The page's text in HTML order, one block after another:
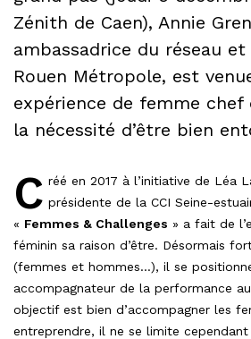
Zénith de Caen), Annie
ambassadrice du réseau et
Rouen Métropole, est
expérience de femme chef
la nécessité d’être bien
C réé en 2017 à l’initiative de Léa
présidente de la CCI Seine-
« Femmes & Challenges » a fait de
féminin sa raison d’être. Désormais
(femmes et hommes…), il se
accompagnateur de la performance
objectif est bien d’accompagner les
entreprendre, il ne se limite